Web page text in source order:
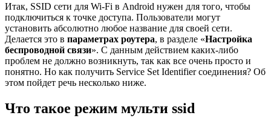
Итак, SSID сети для Wi-Fi в Android нужен для того, чтобы
подключиться к точке доступа. Пользователи могут
установить абсолютно любое название для своей сети.
Делается это в параметрах роутера, в разделе «Настройка
беспроводной связи». С данным действием каких-либо
проблем не должно возникнуть, так как все очень просто и
понятно. Но как получить Service Set Identifier соединения? Об
этом пойдет речь несколько ниже.
Что такое режим мульти ssid